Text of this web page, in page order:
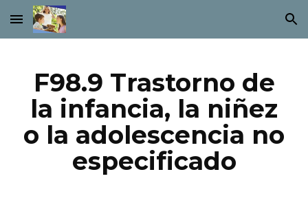
Skip to main content Skip to navigation
F98.9 Trastorno de
la infancia, la niñez
o la adolescencia no
especificado